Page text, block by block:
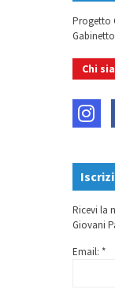
Progetto
Chi
Ricevi la
Giovani
Email: *